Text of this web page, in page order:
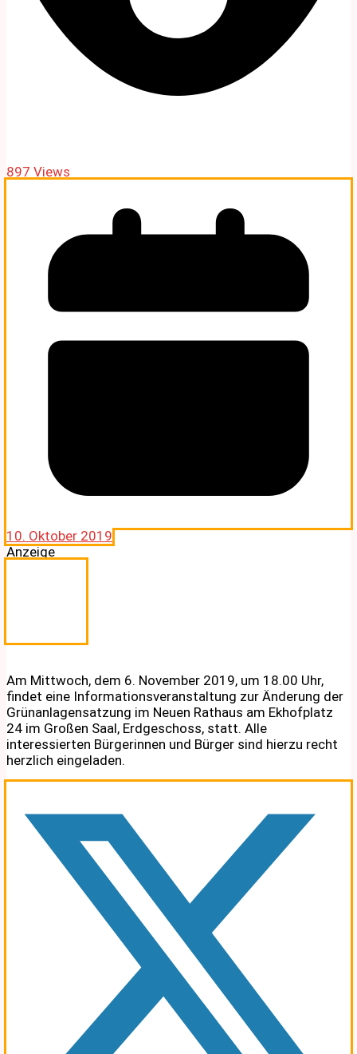
897 Views
10. Oktober 2019
Anzeige
Am Mittwoch, dem 6. November 2019, um 18.00 Uhr,
findet eine Informationsveranstaltung zur Änderung der
Grünanlagensatzung im Neuen Rathaus am Ekhofplatz
24 im Großen Saal, Erdgeschoss, statt. Alle
interessierten Bürgerinnen und Bürger sind hierzu recht
herzlich eingeladen.